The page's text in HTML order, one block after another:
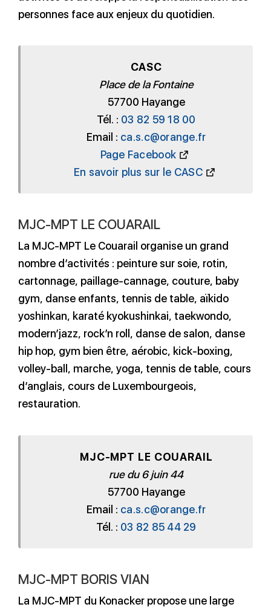
personnes face aux enjeux du quotidien.
CASC
Place de la Fontaine
57700 Hayange
Tél. : 03 82 59 18 00
Email : ca.s.c@orange.fr
Page Facebook
En savoir plus sur le CASC
MJC-MPT LE COUARAIL
La MJC-MPT Le Couarail organise un grand
nombre d’activités : peinture sur soie, rotin,
cartonnage, paillage-cannage, couture, baby
gym, danse enfants, tennis de table, aïkido
yoshinkan, karaté kyokushinkai, taekwondo,
modern’jazz, rock’n roll, danse de salon, danse
hip hop, gym bien être, aérobic, kick-boxing,
volley-ball, marche, yoga, tennis de table, cours
d’anglais, cours de Luxembourgeois,
restauration.
MJC-MPT LE COUARAIL
rue du 6 juin 44
57700 Hayange
Email : ca.s.c@orange.fr
Tél. : 03 82 85 44 29
MJC-MPT BORIS VIAN
La MJC-MPT du Konacker propose une large